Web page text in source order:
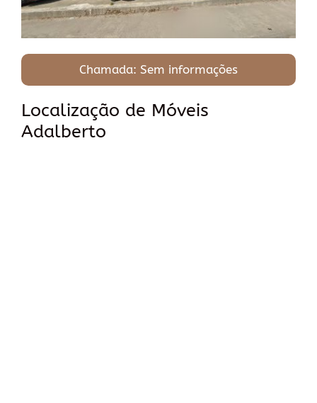
Chamada: Sem informações
Localização de Móveis
Adalberto